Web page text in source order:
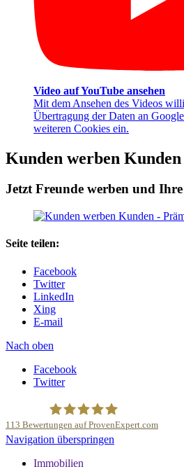
Video auf YouTube ansehen
Mit dem Ansehen des Videos
Übertragung der Daten an
weiteren Cookies ein.
Kunden werben Kunden
Jetzt Freunde werben und
Seite teilen:
Facebook
Twitter
LinkedIn
Xing
E-mail
Nach oben
Facebook
Twitter
113 Bewertungen auf ProvenExpert.com
Navigation überspringen
Immobilien